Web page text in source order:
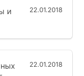
22.01.2018
и
22.01.2018